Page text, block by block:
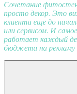
Сочетание
просто декор. Это
клиента еще до
или сервисом. И
работает каждый
бюджета на рекламу